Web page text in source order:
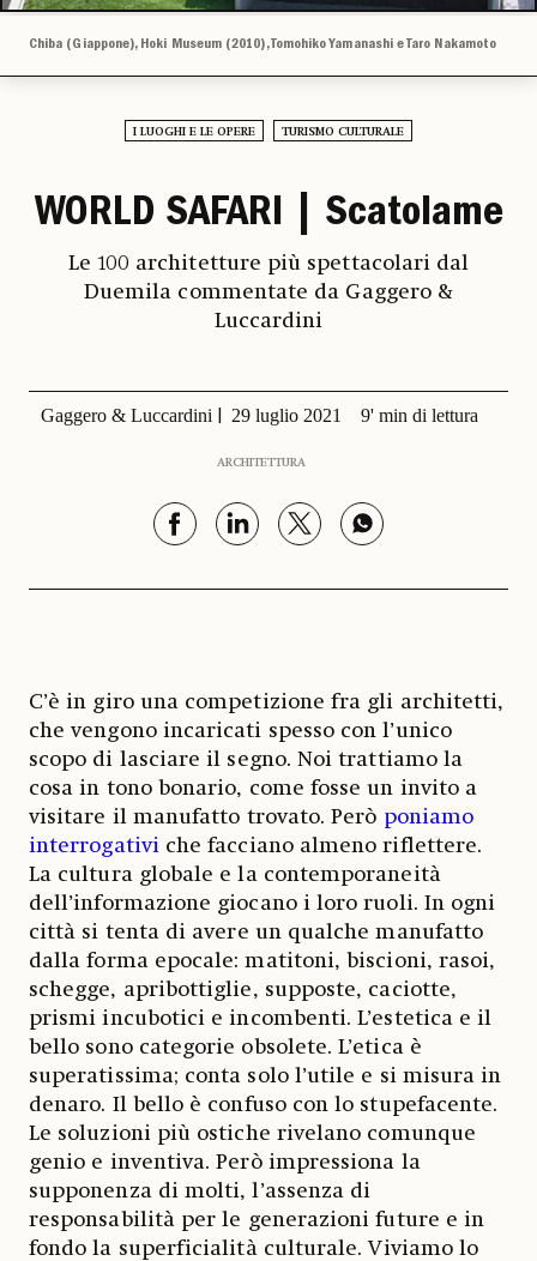
Chiba (Giappone), Hoki Museum (2010), Tomohiko Yamanashi e Taro Nakamoto
I LUOGHI E LE OPERE TURISMO CULTURALE
WORLD SAFARI | Scatolame
Le 100 architetture più spettacolari dal
Duemila commentate da Gaggero &
Luccardini
Gaggero & Luccardini 29 luglio 2021 9' min di lettura
ARCHITETTURA
C’è in giro una competizione fra gli architetti,
che vengono incaricati spesso con l’unico
scopo di lasciare il segno. Noi trattiamo la
cosa in tono bonario, come fosse un invito a
visitare il manufatto trovato. Però poniamo
interrogativiche facciano almeno riflettere.
La cultura globale e la contemporaneità
dell’informazione giocano i loro ruoli. In ogni
città si tenta di avere un qualche manufatto
dalla forma epocale: matitoni, biscioni, rasoi,
schegge, apribottiglie, supposte, caciotte,
prismi incubotici e incombenti. L’estetica e il
bello sono categorie obsolete. L’etica è
superatissima; conta solo l’utile e si misura in
denaro. Il bello è confuso con lo stupefacente.
Le soluzioni più ostiche rivelano comunque
genio e inventiva. Però impressiona la
supponenza di molti, l’assenza di
responsabilità per le generazioni future e in
fondo la superficialità culturale. Viviamo lo